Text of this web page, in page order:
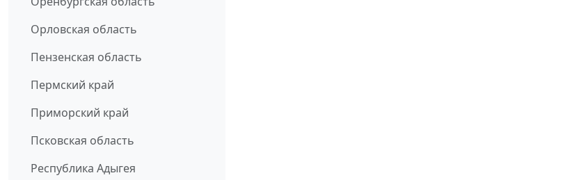
Орловская область
Пензенская область
Пермский край
Приморский край
Псковская область
Республика Адыгея